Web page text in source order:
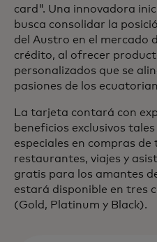
card". Una innovadora
busca consolidar la
del Austro en el mercado
crédito, al ofrecer
personalizados que se
pasiones de los
La tarjeta contará con
beneficios exclusivos
especiales en compras de
restaurantes, viajes y
gratis para los amantes
estará disponible en tres
(Gold, Platinum y Black).